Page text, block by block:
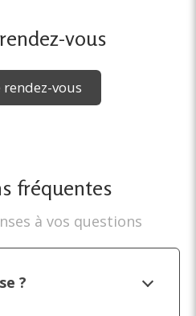
vous
rendez-vous
fréquentes
à vos questions
?